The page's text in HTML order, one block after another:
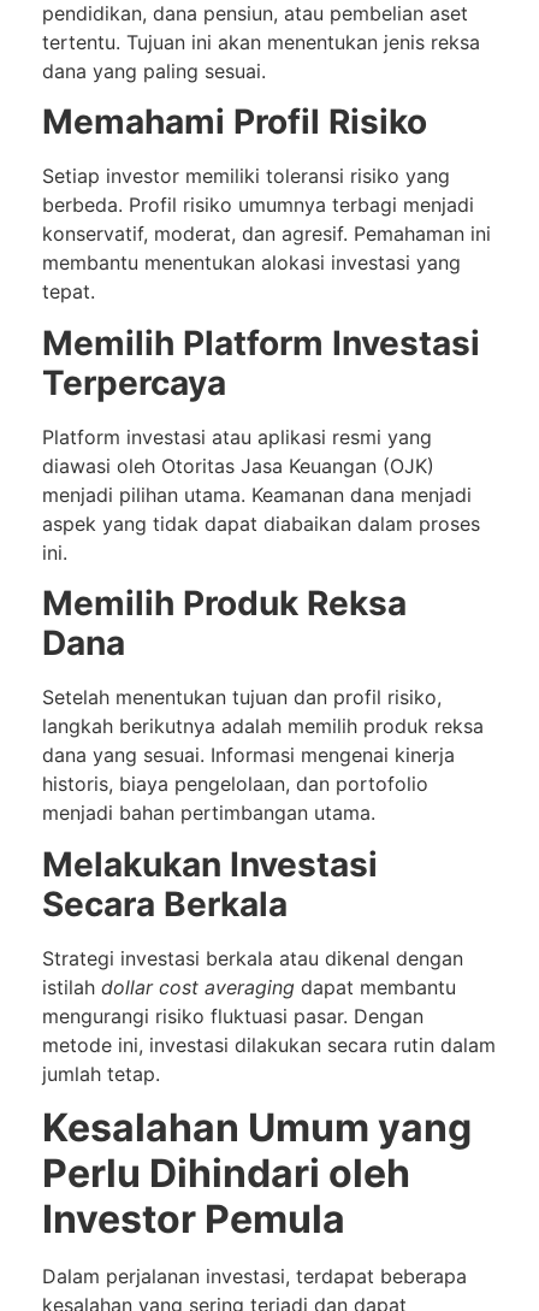
pendidikan, dana pensiun, atau pembelian aset
tertentu. Tujuan ini akan menentukan jenis reksa
dana yang paling sesuai.
Memahami Profil Risiko
Setiap investor memiliki toleransi risiko yang
berbeda. Profil risiko umumnya terbagi menjadi
konservatif, moderat, dan agresif. Pemahaman ini
membantu menentukan alokasi investasi yang
tepat.
Memilih Platform Investasi
Terpercaya
Platform investasi atau aplikasi resmi yang
diawasi oleh Otoritas Jasa Keuangan (OJK)
menjadi pilihan utama. Keamanan dana menjadi
aspek yang tidak dapat diabaikan dalam proses
ini.
Memilih Produk Reksa
Dana
Setelah menentukan tujuan dan profil risiko,
langkah berikutnya adalah memilih produk reksa
dana yang sesuai. Informasi mengenai kinerja
historis, biaya pengelolaan, dan portofolio
menjadi bahan pertimbangan utama.
Melakukan Investasi
Secara Berkala
Strategi investasi berkala atau dikenal dengan
istilah dollar cost averaging dapat membantu
mengurangi risiko fluktuasi pasar. Dengan
metode ini, investasi dilakukan secara rutin dalam
jumlah tetap.
Kesalahan Umum yang
Perlu Dihindari oleh
Investor Pemula
Dalam perjalanan investasi, terdapat beberapa
kesalahan yang sering terjadi dan dapat